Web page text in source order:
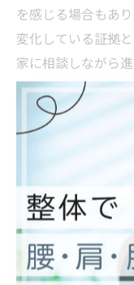
を感じる場合もあ
変化している証拠
家に相談しながら進
体験談からみる
仙台市内で神経系
「長年悩んでいた
た」「姿勢が良く
った声が寄せられ
整体では変化を感
ます。